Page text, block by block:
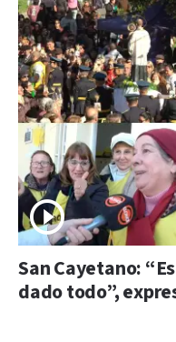
San Cayetano:
dado todo”,